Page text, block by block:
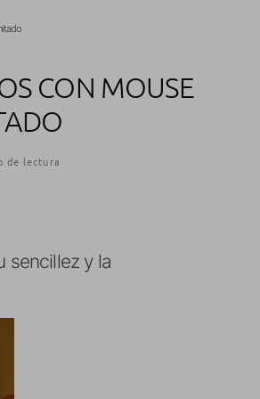
CON MOUSE
de lectura
sencillez y la